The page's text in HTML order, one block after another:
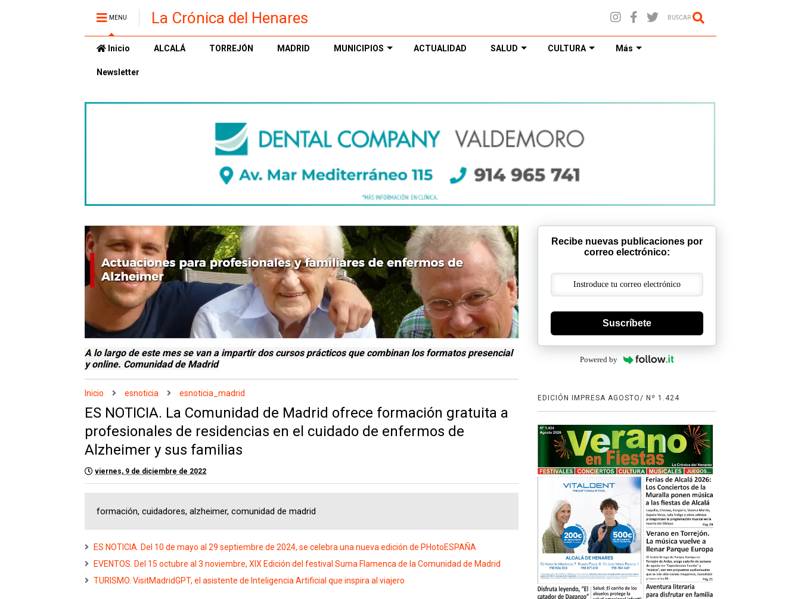
MENU La Crónica del Henares BUSCAR
Inicio ALCALÁ TORREJÓN MADRID MUNICIPIOS ACTUALIDAD SALUD CULTURA Más
Newsletter
A lo largo de este mes se van a impartir dos cursos prácticos que combinan los formatos presencial
y online. Comunidad de Madrid
Inicio esnoticia esnoticia_madrid
ES NOTICIA. La Comunidad de Madrid ofrece formación gratuita a
profesionales de residencias en el cuidado de enfermos de
Alzheimer y sus familias
viernes, 9 de diciembre de 2022
formación, cuidadores, alzheimer, comunidad de madrid
ES NOTICIA. Del 10 de mayo al 29 septiembre de 2024, se celebra una nueva edición de PHotoESPAÑA
EVENTOS. Del 15 octubre al 3 noviembre, XIX Edición del festival Suma Flamenca de la Comunidad de Madrid
TURISMO. VisitMadridGPT, el asistente de Inteligencia Artificial que inspira al viajero
Recibe nuevas publicaciones por
correo electrónico:
Suscríbete
Powered by
EDICIÓN IMPRESA AGOSTO/ Nº 1.424